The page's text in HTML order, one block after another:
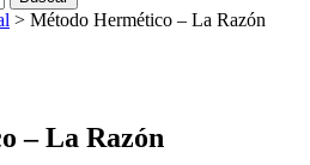
> Método Hermético – La Razón
– La Razón